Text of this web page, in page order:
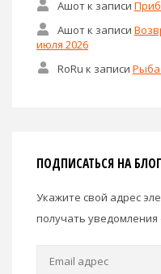
Ашотк записи
Ашотк записи
июля 2026
RoRu к записи Рыба
ПОДПИСАТЬСЯ НА
Укажите свой адрес
получать уведомления
Email